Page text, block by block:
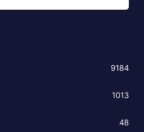
9184
1013
48